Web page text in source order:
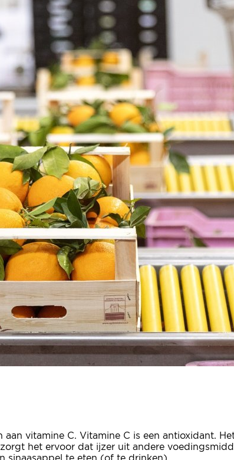
vitamine C. Vitamine C is een antioxidant.
het ervoor dat ijzer uit andere